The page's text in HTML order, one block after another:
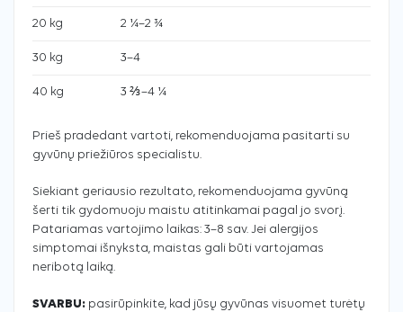
20 kg 2 ¼–2 ¾
30 kg 3–4
40 kg 3 ⅔–4 ¼
Prieš pradedant vartoti, rekomenduojama pasitarti su
gyvūnų priežiūros specialistu.
Siekiant geriausio rezultato, rekomenduojama gyvūną
šerti tik gydomuoju maistu atitinkamai pagal jo svorį.
Patariamas vartojimo laikas: 3–8 sav. Jei alergijos
simptomai išnyksta, maistas gali būti vartojamas
neribotą laiką.
SVARBU: pasirūpinkite, kad jūsų gyvūnas visuomet turėtų